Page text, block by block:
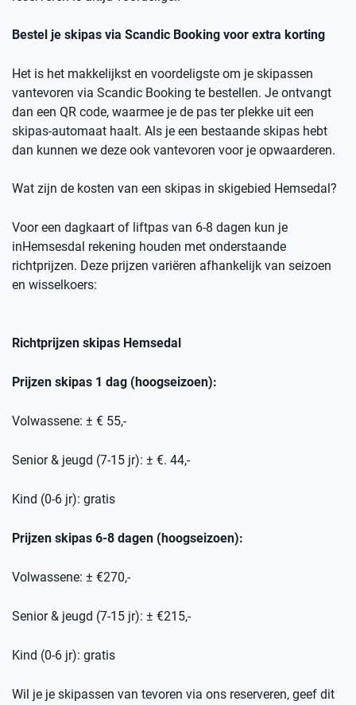
Bestel je skipas via Scandic Booking voor extra korting
Het is het makkelijkst en voordeligste om je skipassen
vantevoren via Scandic Booking te bestellen. Je ontvangt
dan een QR code, waarmee je de pas ter plekke uit een
skipas-automaat haalt. Als je een bestaande skipas hebt
dan kunnen we deze ook vantevoren voor je opwaarderen.
Wat zijn de kosten van een skipas in skigebied Hemsedal ?
Voor een dagkaart of liftpas van 6-8 dagen kun je
inHemsesdal rekening houden met onderstaande
richtprijzen. Deze prijzen variëren afhankelijk van seizoen
en wisselkoers:
Richtprijzen skipas Hemsedal
Prijzen skipas 1 dag (hoogseizoen):
Volwassene: ± € 55,-
Senior & jeugd (7-15 jr): ± €. 44,-
Kind (0-6 jr): gratis
Prijzen skipas 6-8 dagen (hoogseizoen):
Volwassene: ± €270,-
Senior & jeugd (7-15 jr): ± €215,-
Kind (0-6 jr): gratis
Wil je je skipassen van tevoren via ons reserveren, geef dit